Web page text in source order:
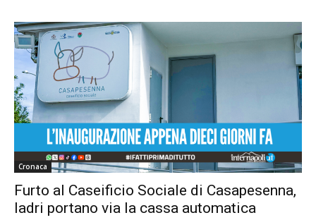
Cronaca
Furto al Caseificio Sociale di Casapesenna,
ladri portano via la cassa automatica